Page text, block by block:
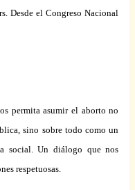
Desde el Congreso Nacional
permita asumir el aborto no
sino sobre todo como un
social. Un diálogo que nos
respetuosas.